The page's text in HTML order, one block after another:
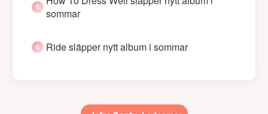
sommar
Ride släpper nytt album i sommar